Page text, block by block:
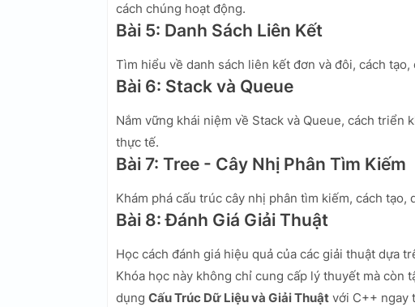
cách chúng hoạt động.
Bài 5: Danh Sách Liên Kết
Tìm hiểu về danh sách liên kết đơn và đôi, cách
Bài 6: Stack và Queue
Nắm vững khái niệm về Stack và Queue, cách
thực tế.
Bài 7: Tree - Cây Nhị Phân Tìm Kiếm
Khám phá cấu trúc cây nhị phân tìm kiếm, cách
Bài 8: Đánh Giá Giải Thuật
Học cách đánh giá hiệu quả của các giải thuật dựa
Khóa học này không chỉ cung cấp lý thuyết mà còn
dụng Cấu Trúc Dữ Liệu và Giải Thuật với C++ ngay